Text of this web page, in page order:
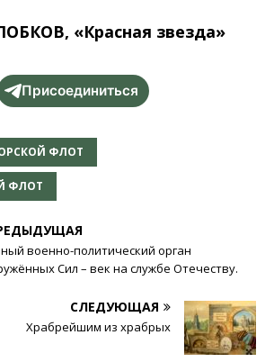
«Красная звезда»
Присоединиться
ФЛОТ
ФЛОТ
военно-политический орган
Сил – век на службе Отечеству.
СЛЕДУЮЩАЯ
Храбрейшим из храбрых